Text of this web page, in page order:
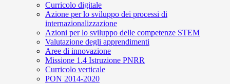
Curricolo digitale
Azione per lo sviluppo dei processi di
internazionalizzazione
Azioni per lo sviluppo delle competenze STEM
Valutazione degli apprendimenti
Aree di innovazione
Missione 1.4 Istruzione PNRR
Curricolo verticale
PON 2014-2020